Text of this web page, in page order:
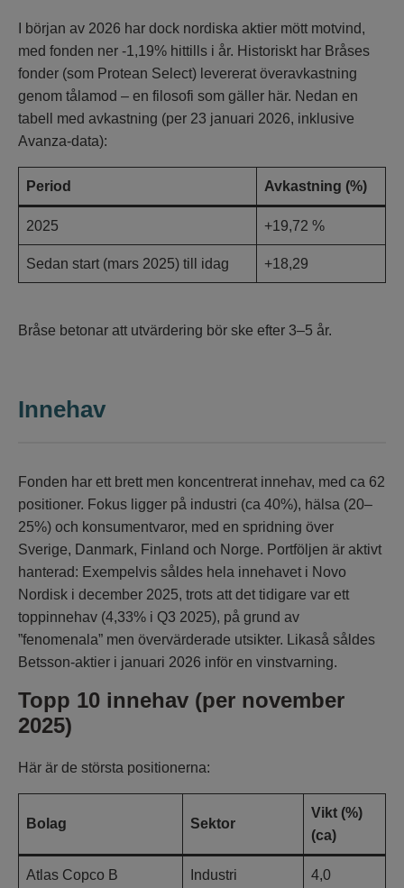
I början av 2026 har dock nordiska aktier mött motvind,
med fonden ner -1,19% hittills i år. Historiskt har Bråses
fonder (som Protean Select) levererat överavkastning
genom tålamod – en filosofi som gäller här. Nedan en
tabell med avkastning (per 23 januari 2026, inklusive
Avanza-data):
Period Avkastning (%)
2025 +19,72 %
Sedan start (mars 2025) till idag +18,29
Bråse betonar att utvärdering bör ske efter 3–5 år.
Innehav
Fonden har ett brett men koncentrerat innehav, med ca 62
positioner. Fokus ligger på industri (ca 40%), hälsa (20–
25%) och konsumentvaror, med en spridning över
Sverige, Danmark, Finland och Norge. Portföljen är aktivt
hanterad: Exempelvis såldes hela innehavet i Novo
Nordisk i december 2025, trots att det tidigare var ett
toppinnehav (4,33% i Q3 2025), på grund av
”fenomenala” men övervärderade utsikter. Likaså såldes
Betsson-aktier i januari 2026 inför en vinstvarning.
Topp 10 innehav (per november
2025)
Här är de största positionerna:
Bolag Sektor
Vikt (%)
(ca)
Atlas Copco B Industri 4,0